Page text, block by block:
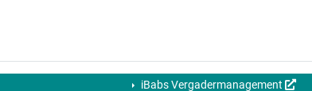
iBabs Vergadermanagement